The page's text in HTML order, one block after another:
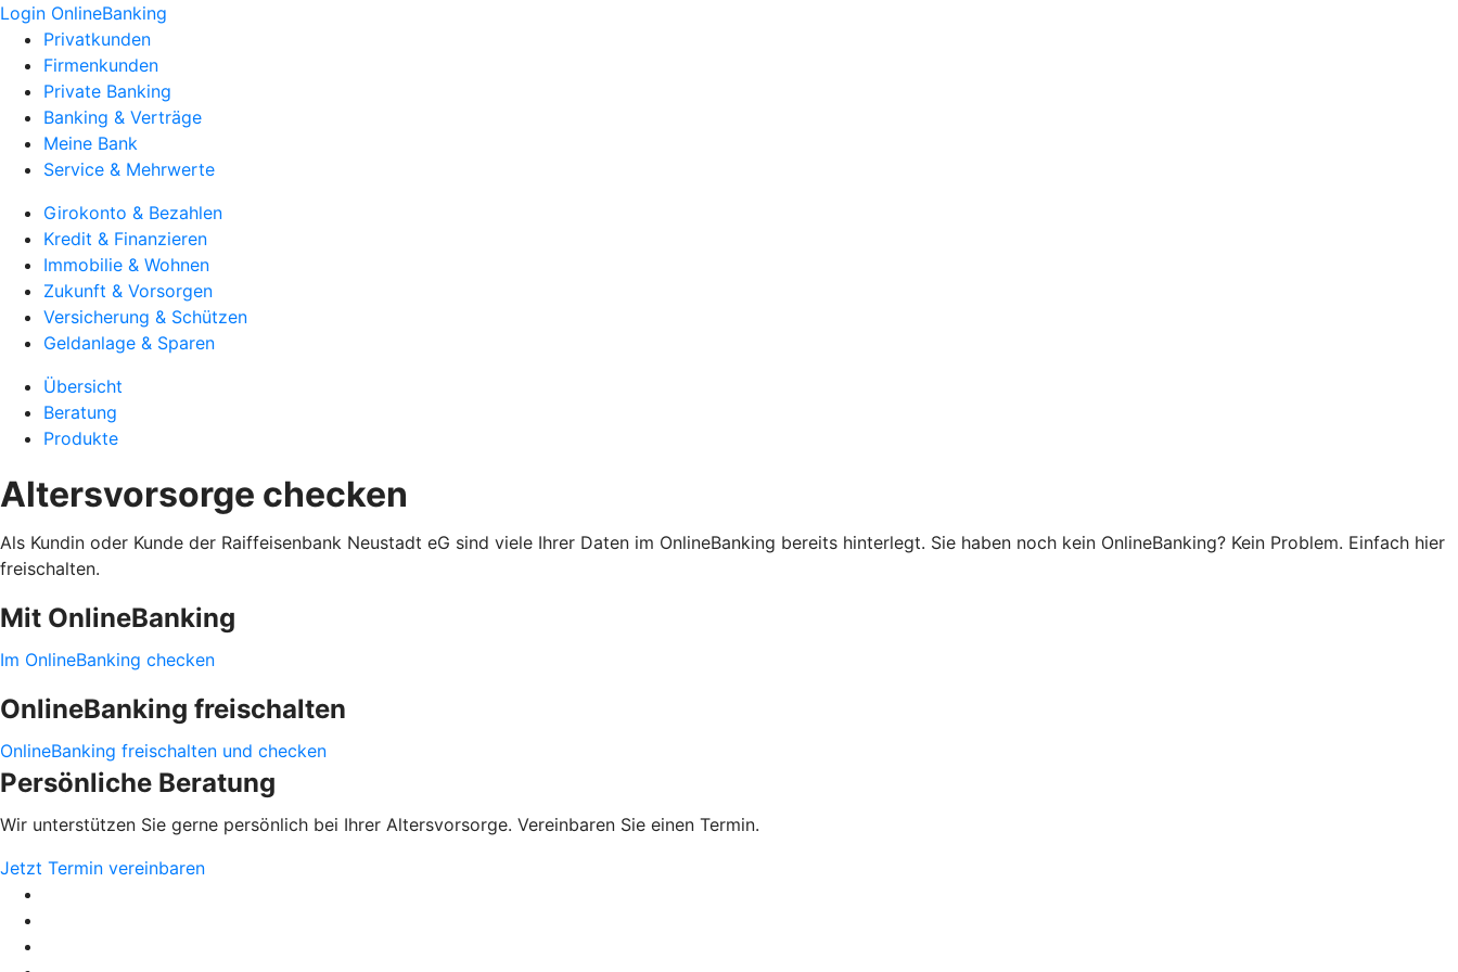
Login OnlineBanking
Privatkunden
Firmenkunden
Private Banking
Banking & Verträge
Meine Bank
Service & Mehrwerte
Girokonto & Bezahlen
Kredit & Finanzieren
Immobilie & Wohnen
Zukunft & Vorsorgen
Versicherung & Schützen
Geldanlage & Sparen
Übersicht
Beratung
Produkte
Altersvorsorge checken
Als Kundin oder Kunde der Raiffeisenbank Neustadt eG sind viele Ihrer Daten im OnlineBanking bereits hinterlegt. Sie haben noch kein OnlineBanking? Kein Problem. Einfach hier
freischalten.
Mit OnlineBanking
Im OnlineBanking checken
OnlineBanking freischalten
OnlineBanking freischalten und checken
Persönliche Beratung
Wir unterstützen Sie gerne persönlich bei Ihrer Altersvorsorge. Vereinbaren Sie einen Termin.
Jetzt Termin vereinbaren